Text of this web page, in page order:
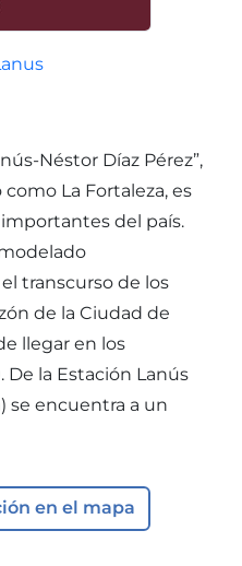
Néstor Díaz Pérez”,
La Fortaleza, es
del país.
transcurso de los
de la Ciudad de
llegar en los
De la Estación Lanús
se encuentra a un
en el mapa